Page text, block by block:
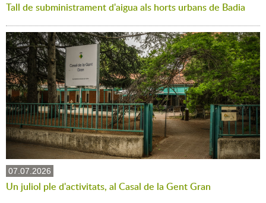
Tall de subministrament d'aigua als horts urbans de Badia
07.07.2026
Un juliol ple d'activitats, al Casal de la Gent Gran